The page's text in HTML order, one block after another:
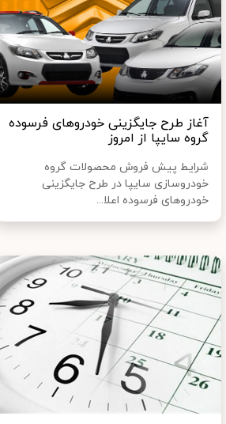
آغاز طرح جایگزینی خودروهای فرسوده
گروه سایپا از امروز
شرایط پیش فروش محصولات گروه
خودروسازی سایپا در طرح جایگزینی
خودروهای فرسوده اعلا...